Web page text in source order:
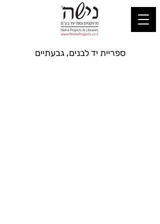
ספריית יד לבנים, גבעתיים